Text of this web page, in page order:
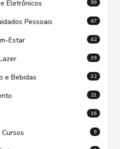
Eletrônicos 99
Pessoais 47
Estar 42
39
e Bebidas 32
21
16
9